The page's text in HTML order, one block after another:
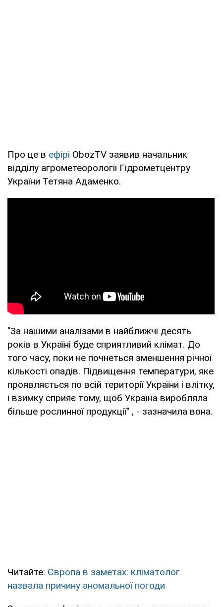
Про це в ефірі ObozTV заявив начальник
відділу агрометеорології Гідрометцентру
України Тетяна Адаменко.
"За нашими аналізами в найближчі десять
років в Україні буде сприятливий клімат. До
того часу, поки не почнеться зменшення річної
кількості опадів. Підвищення температури, яке
проявляється по всій території України і влітку,
і взимку сприяє тому, щоб Україна виробляла
більше рослинної продукції" , - зазначила вона.
Читайте: Європа в заметах: кліматолог
назвала причину аномальної погоди